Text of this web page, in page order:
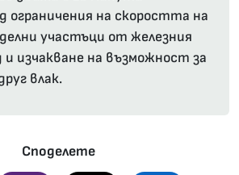
ограничения на скоростта на
участъци от железния
и изчакване на възможност за
влак.
Споделете